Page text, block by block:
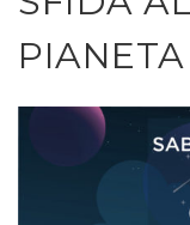
PIANETA